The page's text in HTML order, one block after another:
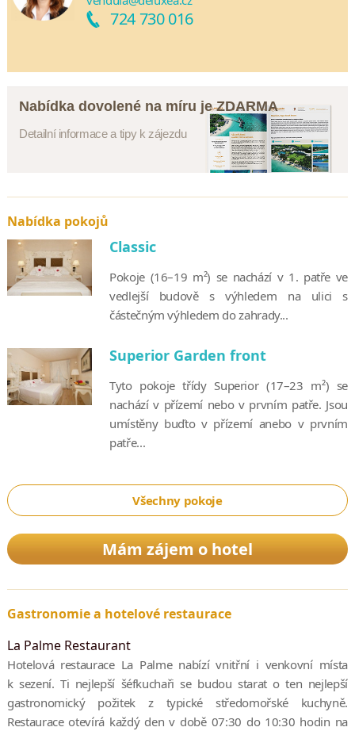
724 730 016
Nabídka dovolené na míru je ZDARMA
Detailní informace a tipy k zájezdu
Nabídka pokojů
Classic
Pokoje (16–19 m²) se nachází v 1. patře ve
vedlejší budově s výhledem na ulici s
částečným výhledem do zahrady...
Superior Garden front
Tyto pokoje třídy Superior (17–23 m²) se
nachází v přízemí nebo v prvním patře. Jsou
umístěny buďto v přízemí anebo v prvním
patře...
Všechny pokoje
Mám zájem o hotel
Gastronomie a hotelové restaurace
La Palme Restaurant
Hotelová restaurace La Palme nabízí vnitřní i venkovní místa
k sezení. Ti nejlepší šéfkuchaři se budou starat o ten nejlepší
gastronomický požitek z typické středomořské kuchyně.
Restaurace otevírá každý den v době 07:30 do 10:30 hodin na